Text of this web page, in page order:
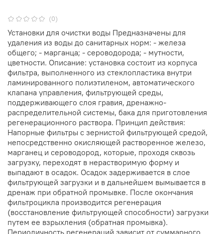
(0)
Установки для очистки воды Предназначены для
удаления из воды до санитарных норм: - железа
общего; - марганца; - сероводорода; - мутности,
цветности. Описание: установка состоит из корпуса
фильтра, выполненного из стеклопластика внутри
ламинированного полиэтиленом, автоматического
клапана управления, фильтрующей среды,
поддерживающего слоя гравия, дренажно-
распределительной системы, бака для приготовления
регенерационного раствора. Принцип действия:
Напорные фильтры с зернистой фильтрующей средой,
непосредственно окисляющей растворенное железо,
марганец и сероводород, которые, проходя сквозь
загрузку, переходят в нерастворимую форму и
выпадают в осадок. Осадок задерживается в слое
фильтрующей загрузки и в дальнейшем вымывается в
дренаж при обратной промывке. После окончания
фильтроцикла производится регенерация
(восстановление фильтрующей способности) загрузки
путем ее взрыхления (обратная промывка).
Периодичность регенераций зависит от суммарного